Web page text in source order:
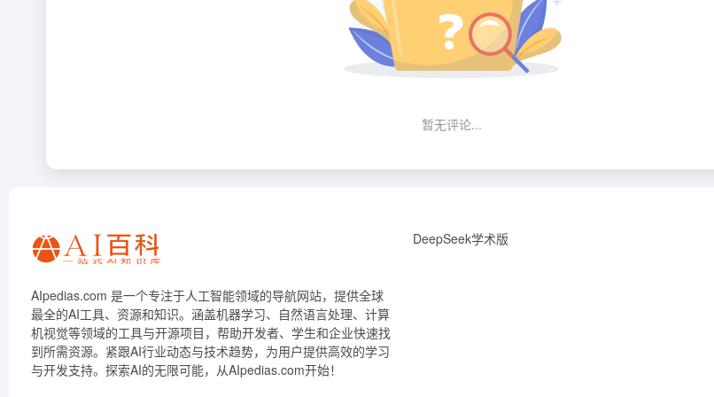
暂无评论...
AIpedias.com 是一个专注于人工智能领域的导航网站，提供全球
最全的AI工具、资源和知识。涵盖机器学习、自然语言处理、计算
机视觉等领域的工具与开源项目，帮助开发者、学生和企业快速找
到所需资源。紧跟AI行业动态与技术趋势，为用户提供高效的学习
与开发支持。探索AI的无限可能，从AIpedias.com开始！
DeepSeek学术版